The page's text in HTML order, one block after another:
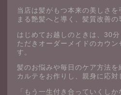
当店は髪がもつ本来の美しさを
まる艶髪へと導く、髪質改善の
はじめてお越しのときは、30
ただきオーダーメイドのカウン
す。
髪のお悩みや毎日のケア方法を
カルテをお作りし、親身に応対
「もう一生付き合っていくし